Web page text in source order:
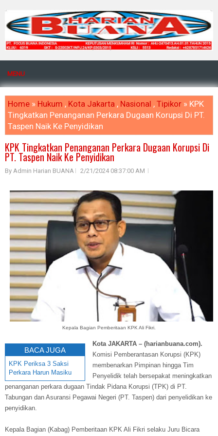
MENU
Home » Hukum , Kota Jakarta , Nasional , Tipikor » KPK
Tingkatkan Penanganan Perkara Dugaan Korupsi Di PT.
Taspen Naik Ke Penyidikan
KPK Tingkatkan Penanganan Perkara Dugaan Korupsi Di
PT. Taspen Naik Ke Penyidikan
By Admin Harian BUANA 2/21/2024 08:37:00 AM
Kepala Bagian Pemberitaan KPK Ali Fikri.
BACA JUGA
KPK Periksa 3 Saksi
Perkara Harun Masiku
Kota JAKARTA – (harianbuana.com).
Komisi Pemberantasan Korupsi (KPK)
membenarkan Pimpinan hingga Tim
Penyelidik telah bersepakat meningkatkan
penanganan perkara dugaan Tindak Pidana Korupsi (TPK) di PT.
Tabungan dan Asuransi Pegawai Negeri (PT. Taspen) dari penyelidikan ke
penyidikan.
Kepala Bagian (Kabag) Pemberitaan KPK Ali Fikri selaku Juru Bicara